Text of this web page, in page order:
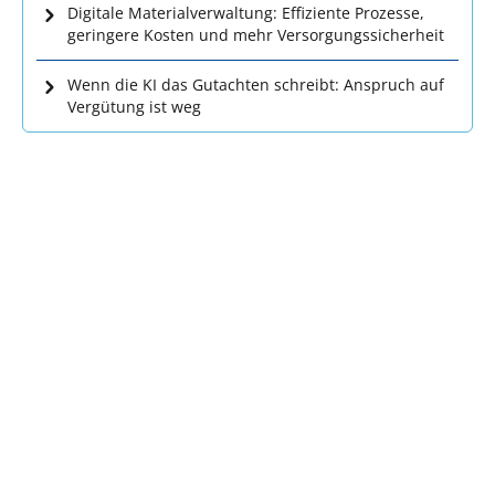
Digitale Materialverwaltung: Effiziente Prozesse,
geringere Kosten und mehr Versorgungssicherheit
Wenn die KI das Gutachten schreibt: Anspruch auf
Vergütung ist weg